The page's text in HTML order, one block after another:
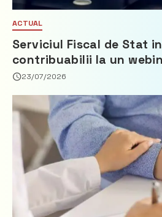
ACTUAL
Serviciul Fiscal de Stat
contribuabilii la un
privind calculul
23/07/2026